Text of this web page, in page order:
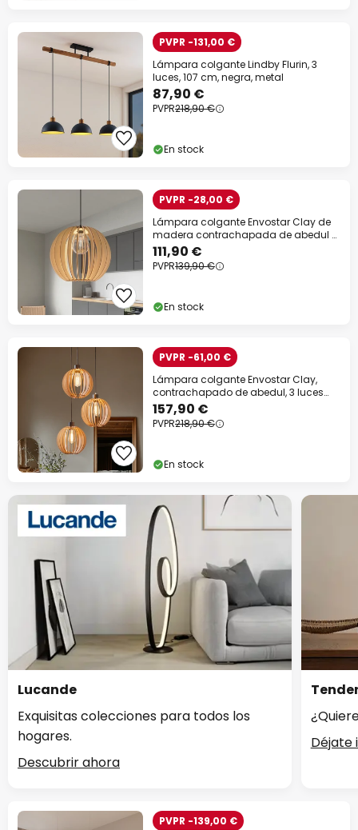
PVPR -131,00 €
Lámpara colgante Lindby Flurin, 3
luces, 107 cm, negra, metal
87,90 €
PVPR218,90 €
En stock
PVPR -28,00 €
Lámpara colgante Envostar Clay de
madera contrachapada de abedul Ø
40 cm
111,90 €
PVPR139,90 €
En stock
PVPR -61,00 €
Lámpara colgante Envostar Clay,
contrachapado de abedul, 3 luces
redondas
157,90 €
PVPR218,90 €
En stock
Lucande
Exquisitas colecciones para todos los
hogares.
Descubrir ahora
Déjate
PVPR -139,00 €